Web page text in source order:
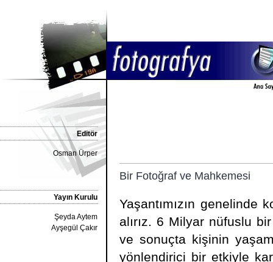
Editör
Osman Ürper
Yayın Kurulu
Şeyda Aytem
Ayşegül Çakır
Bir Fotoğraf ve Mahkemesi
Yaşantımızın genelinde
alırız. 6 Milyar nüfuslu
ve sonuçta kişinin
yönlendirici bir etkiyle